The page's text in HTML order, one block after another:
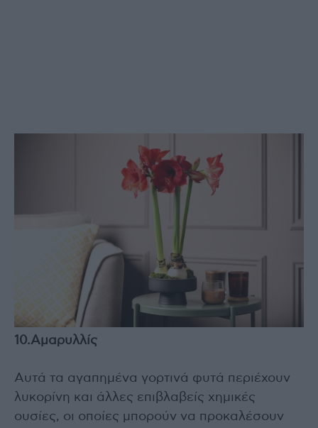
10.Αμαρυλλίς
Αυτά τα αγαπημένα γορτινά φυτά περιέχουν
λυκορίνη και άλλες επιβλαβείς χημικές
ουσίες, οι οποίες μπορούν να προκαλέσουν